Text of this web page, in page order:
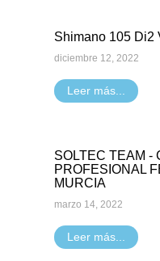
Shimano 105 Di2
diciembre 12, 2022
Leer más...
SOLTEC TEAM -
PROFESIONAL
MURCIA
marzo 14, 2022
Leer más...